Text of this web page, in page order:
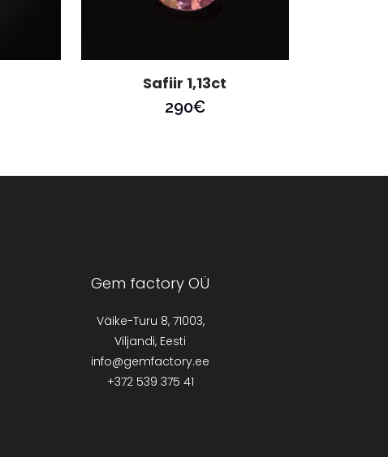
Safiir 1,13ct
290€
Gem factory OÜ
Väike-Turu 8, 71003,
Viljandi, Eesti
info@gemfactory.ee
+372 539 375 41